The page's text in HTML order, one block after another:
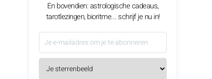
En bovendien: astrologische cadeaus,
tarotlezingen, bioritme... schrijf je nu in!